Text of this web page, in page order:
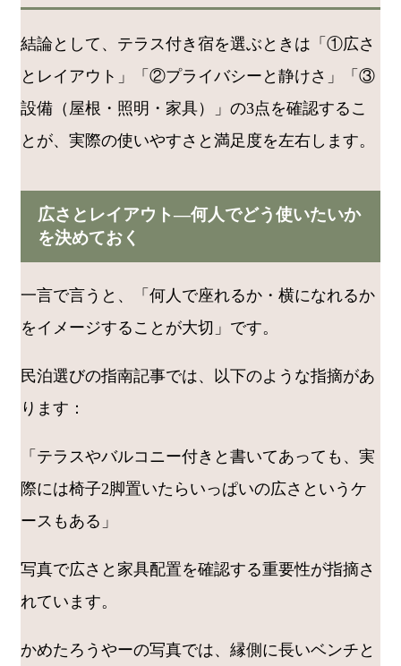
結論として、テラス付き宿を選ぶときは「①広さ
とレイアウト」「②プライバシーと静けさ」「③
設備（屋根・照明・家具）」の3点を確認するこ
とが、実際の使いやすさと満足度を左右します。
広さとレイアウト―何人でどう使いたいか
を決めておく
一言で言うと、「何人で座れるか・横になれるか
をイメージすることが大切」です。
民泊選びの指南記事では、以下のような指摘があ
ります：
「テラスやバルコニー付きと書いてあっても、実
際には椅子2脚置いたらいっぱいの広さというケ
ースもある」
写真で広さと家具配置を確認する重要性が指摘さ
れています。
かめたろうやーの写真では、縁側に長いベンチと